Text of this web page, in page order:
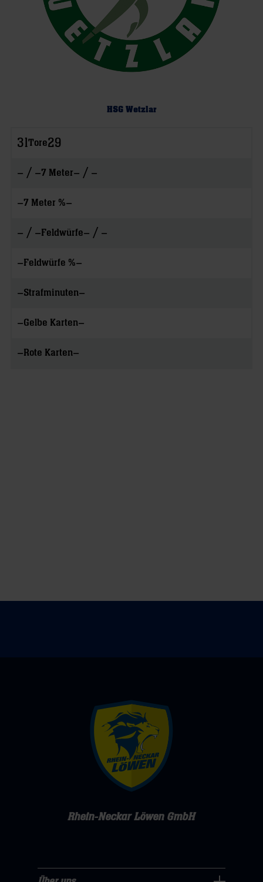
HSG Wetzlar
31Tore29
– / –7 Meter– / –
–7 Meter %–
– / –Feldwürfe– / –
–Feldwürfe %–
–Strafminuten–
–Gelbe Karten–
–Rote Karten–
Rhein-Neckar Löwen GmbH